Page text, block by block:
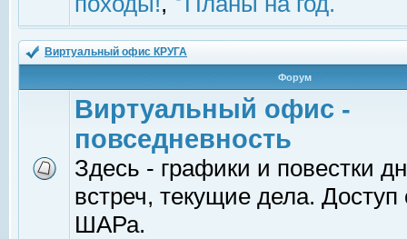
Виртуальный офис КРУГА
Форум
Виртуальный офис -
повседневность
Здесь - графики и повестки
встреч, текущие дела.
ШАРа.